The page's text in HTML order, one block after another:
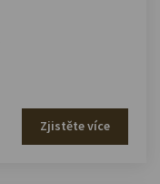
Zjistěte více